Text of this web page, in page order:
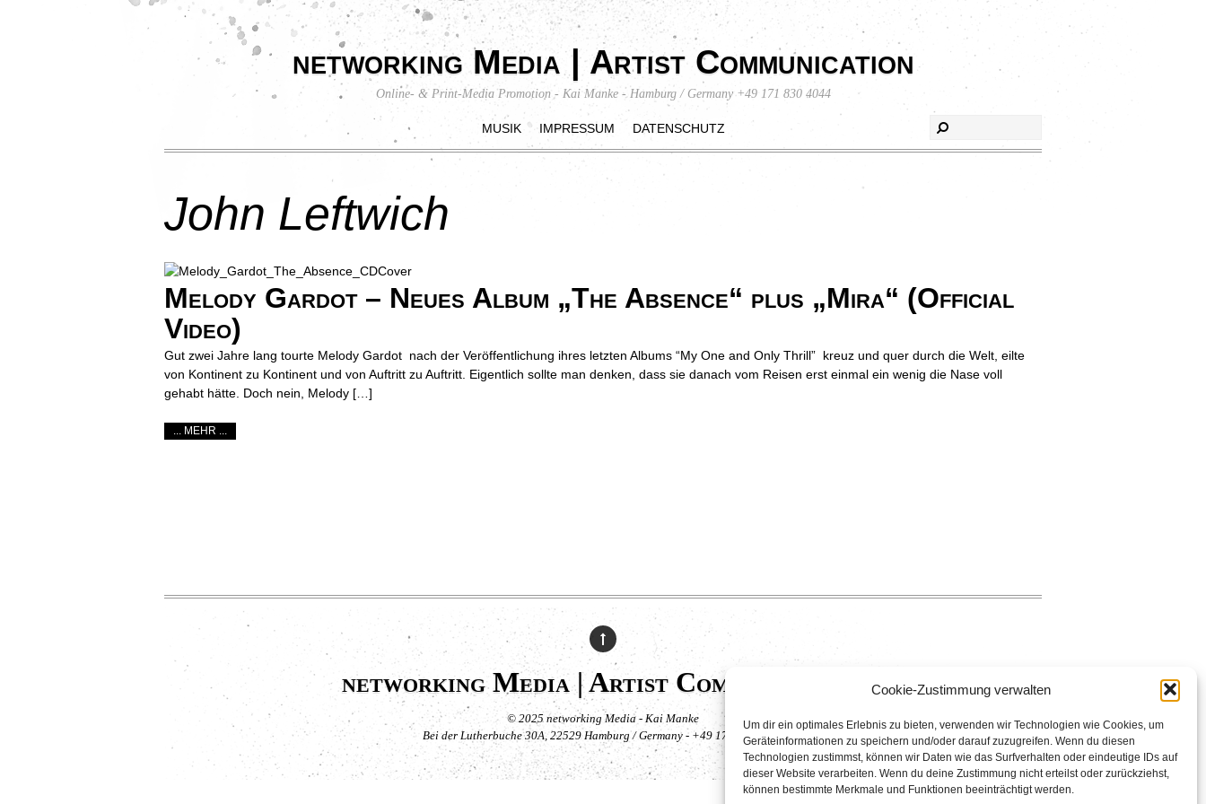
Cookie-Zustimmung verwalten
Um dir ein optimales Erlebnis zu bieten, verwenden wir Technologien wie Cookies, um
Geräteinformationen zu speichern und/oder darauf zuzugreifen. Wenn du diesen
Technologien zustimmst, können wir Daten wie das Surfverhalten oder eindeutige IDs auf
dieser Website verarbeiten. Wenn du deine Zustimmung nicht erteilst oder zurückziehst,
können bestimmte Merkmale und Funktionen beeinträchtigt werden.
networking Media | Artist Communication
Online- & Print-Media Promotion - Kai Manke - Hamburg / Germany +49 171 830 4044
MUSIK IMPRESSUM DATENSCHUTZ
John Leftwich
Melody Gardot – Neues Album „The Absence“ plus „Mira“ (Official
Video)
Gut zwei Jahre lang tourte Melody Gardot nach der Veröffentlichung ihres letzten Albums “My One and Only Thrill” kreuz und quer durch die Welt, eilte
von Kontinent zu Kontinent und von Auftritt zu Auftritt. Eigentlich sollte man denken, dass sie danach vom Reisen erst einmal ein wenig die Nase voll
gehabt hätte. Doch nein, Melody […]
... MEHR ...
networking Media | Artist Communication
© 2025 networking Media - Kai Manke
Bei der Lutherbuche 30A, 22529 Hamburg / Germany - +49 171 830 4044